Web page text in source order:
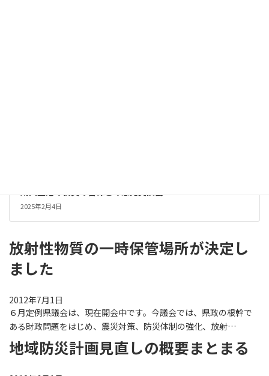
成田空港の役員の皆様との意見交換会
2025年2月4日
放射性物質の一時保管場所が決定し
ました
2012年7月1日
６月定例県議会は、現在開会中です。今議会では、県政の根幹で
ある財政問題をはじめ、震災対策、防災体制の強化、放射…
地域防災計画見直しの概要まとまる